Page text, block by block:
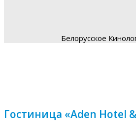
Белорусское
Гостиница «Aden Hotel